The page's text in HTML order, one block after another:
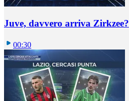
Juve, davvero arriva Zirkzee?
00:30